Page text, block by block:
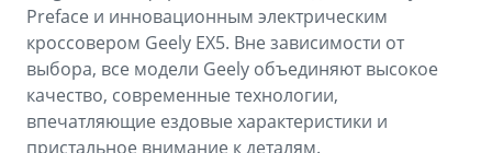
Preface и инновационным электрическим
кроссовером Geely EX5. Вне зависимости от
выбора, все модели Geely объединяют высокое
качество, современные технологии,
впечатляющие ездовые характеристики и
пристальное внимание к деталям.